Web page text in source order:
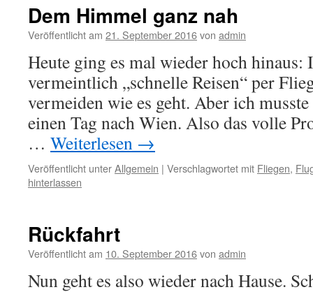
Dem Himmel ganz nah
Veröffentlicht am 21. September 2016von admin
Heute ging es mal wieder hoch hinaus:
vermeintlich „schnelle Reisen“ per
vermeiden wie es geht. Aber ich
einen Tag nach Wien. Also das volle
… Weiterlesen →
Veröffentlicht unterAllgemein | Verschlagwortet mit Fliegen,
hinterlassen
Rückfahrt
Veröffentlicht am 10. September 2016von admin
Nun geht es also wieder nach Hause.